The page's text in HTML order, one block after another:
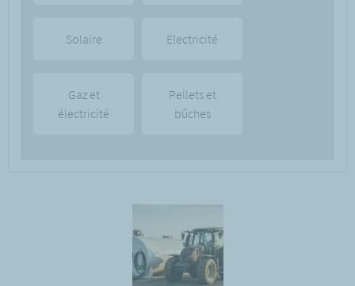
Solaire Electricité
Gaz et
électricité
Pellets et
bûches